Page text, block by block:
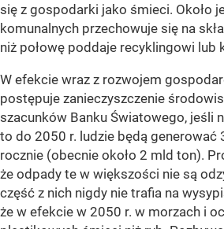
się z gospodarki jako śmieci. Około
komunalnych przechowuje się na
niż połowę poddaje recyklingowi lub
W efekcie wraz z rozwojem
postępuje zanieczyszczenie
szacunków Banku Światowego, jeśli
to do 2050 r. ludzie będą generować
rocznie (obecnie około 2 mld ton).
że odpady te w większości nie są
część z nich nigdy nie trafia na
że w efekcie w 2050 r. w morzach i